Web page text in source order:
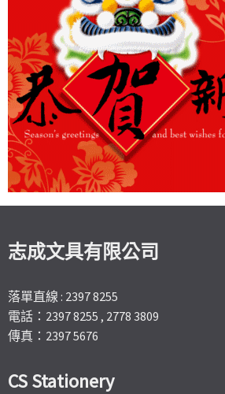
志成文具有限公司
落單直線 : 2397 8255
電話：2397 8255 , 2778 3809
傳真：2397 5676
CS Stationery